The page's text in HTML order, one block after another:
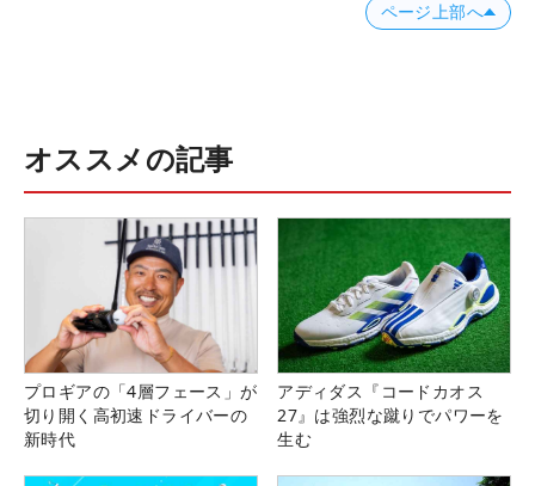
ページ上部へ
オススメの記事
プロギアの「4層フェース」が
切り開く高初速ドライバーの
新時代
アディダス『コードカオス
27』は強烈な蹴りでパワーを
生む